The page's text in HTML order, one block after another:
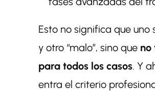
Esto no significa que uno
y otro “malo”, sino que no
para todos los casos. Y
entra el criterio